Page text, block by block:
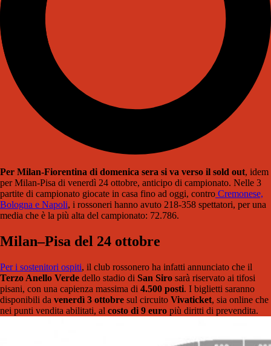
Per Milan-Fiorentina di domenica sera si va verso il sold out, idem
per Milan-Pisa di venerdì 24 ottobre, anticipo di campionato. Nelle 3
partite di campionato giocate in casa fino ad oggi, contro Cremonese,
Bologna e Napoli, i rossoneri hanno avuto 218-358 spettatori, per una
media che è la più alta del campionato: 72.786.
Milan–Pisa del 24 ottobre
Per i sostenitori ospiti, il club rossonero ha infatti annunciato che il
Terzo Anello Verde dello stadio di San Siro sarà riservato ai tifosi
pisani, con una capienza massima di 4.500 posti. I biglietti saranno
disponibili da venerdì 3 ottobre sul circuito Vivaticket, sia online che
nei punti vendita abilitati, al costo di 9 euro più diritti di prevendita.